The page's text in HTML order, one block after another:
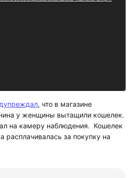
, что в магазине
у женщины вытащили кошелек.
на камеру наблюдения. Кошелек
расплачивалась за покупку на